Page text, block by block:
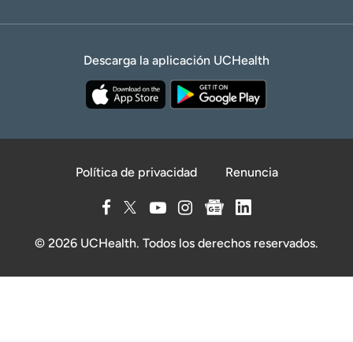
Descarga la aplicación UCHealth
Política de privacidad Renuncia
© 2026 UCHealth. Todos los derechos reservados.